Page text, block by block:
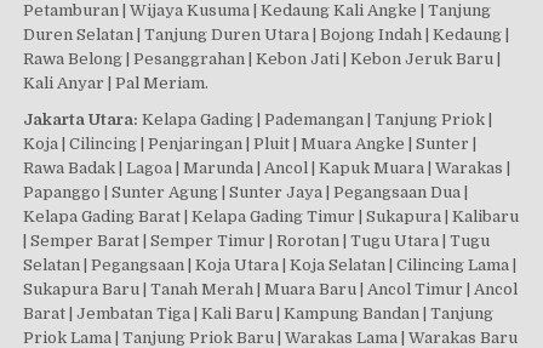
Petamburan | Wijaya Kusuma | Kedaung Kali Angke | Tanjung
Duren Selatan | Tanjung Duren Utara | Bojong Indah | Kedaung |
Rawa Belong | Pesanggrahan | Kebon Jati | Kebon Jeruk Baru |
Kali Anyar | Pal Meriam.
Jakarta Utara: Kelapa Gading | Pademangan | Tanjung Priok |
Koja | Cilincing | Penjaringan | Pluit | Muara Angke | Sunter |
Rawa Badak | Lagoa | Marunda | Ancol | Kapuk Muara | Warakas |
Papanggo | Sunter Agung | Sunter Jaya | Pegangsaan Dua |
Kelapa Gading Barat | Kelapa Gading Timur | Sukapura | Kalibaru
| Semper Barat | Semper Timur | Rorotan | Tugu Utara | Tugu
Selatan | Pegangsaan | Koja Utara | Koja Selatan | Cilincing Lama |
Sukapura Baru | Tanah Merah | Muara Baru | Ancol Timur | Ancol
Barat | Jembatan Tiga | Kali Baru | Kampung Bandan | Tanjung
Priok Lama | Tanjung Priok Baru | Warakas Lama | Warakas Baru